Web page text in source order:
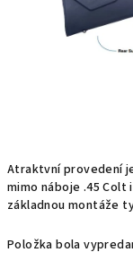
Atraktvní provedení
mimo náboje .45 Colt
základnou montáže
Položka bola